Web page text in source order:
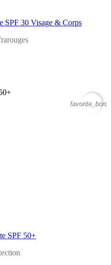
SPF 30 Visage & Corps
SPF 50+